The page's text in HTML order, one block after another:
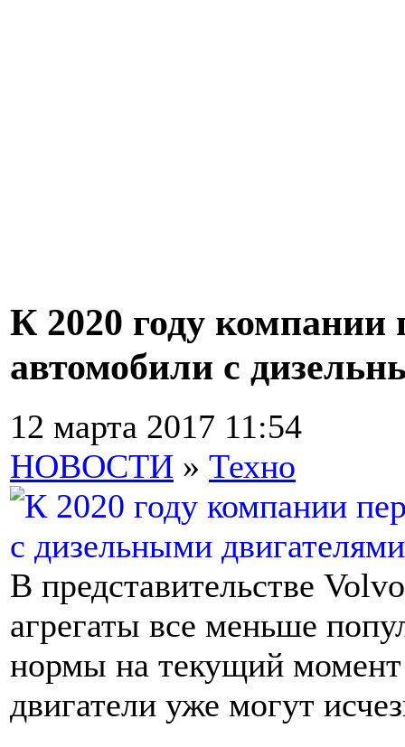
К 2020 году компании
автомобили с
12 марта 2017 11:54
НОВОСТИ » Техно
В представительстве
агрегаты все меньше
нормы на текущий момент
двигатели уже могут